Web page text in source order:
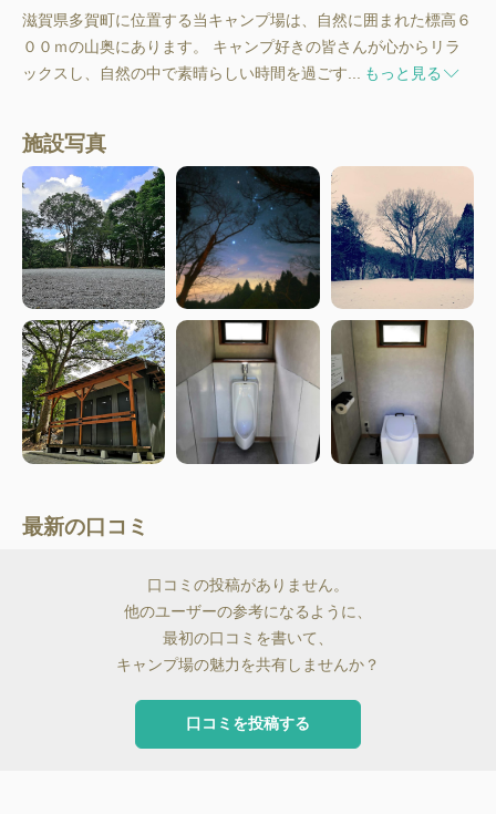
滋賀県多賀町に位置する当キャンプ場は、自然に囲まれた標高６
００ｍの山奥にあります。 キャンプ好きの皆さんが心からリラ
ックスし、自然の中で素晴らしい時間を過ごす...
もっと見る
施設写真
最新の口コミ
口コミの投稿がありません。
他のユーザーの参考になるように、
最初の口コミを書いて、
キャンプ場の魅力を共有しませんか？
口コミを投稿する